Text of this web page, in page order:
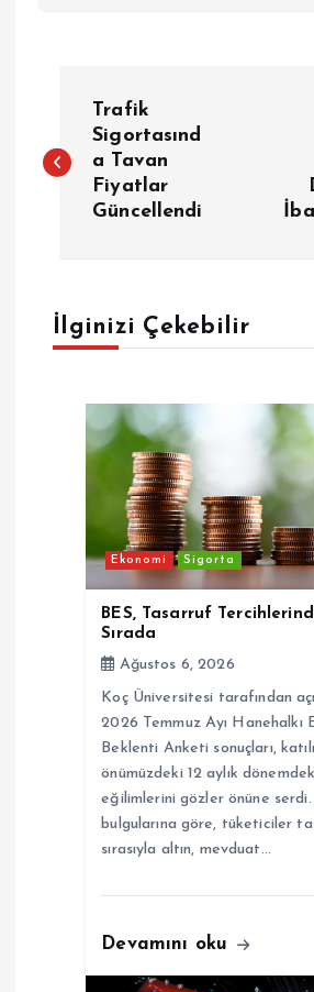
a
g
e
Trafik
Sigortasınd
a Tavan
Fiyatlar
Güncellendi
İlginizi Çekebilir
Ekonomi Sigorta
BES, Tasarruf
Sırada
Ağustos 6, 2026
Koç Üniversitesi tarafından
2026 Temmuz Ayı Hanehalkı
Beklenti Anketi sonuçları,
önümüzdeki 12 aylık
eğilimlerini gözler önüne
bulgularına göre, tüketiciler
sırasıyla altın, mevduat…
Devamını oku